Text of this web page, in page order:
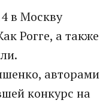
в Москву
Рогге, а также
авторами
конкурс на